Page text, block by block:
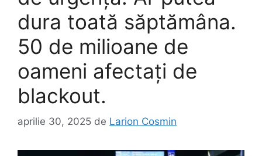
dura toată săptămâna.
50 de milioane de
oameni afectaţi de
blackout.
aprilie 30, 2025 de Larion Cosmin